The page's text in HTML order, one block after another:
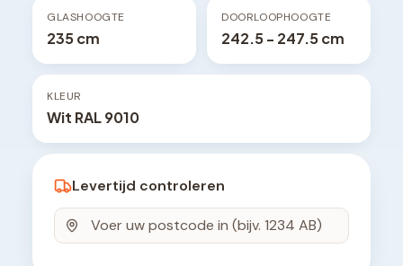
GLASHOOGTE
235 cm
DOORLOOPHOOGTE
242.5 - 247.5 cm
KLEUR
Wit RAL 9010
Levertijd controleren